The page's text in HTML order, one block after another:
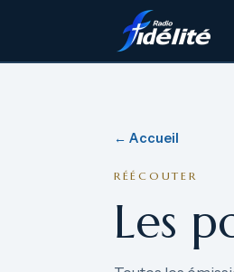
← Accueil
RÉÉCOUTER
Les